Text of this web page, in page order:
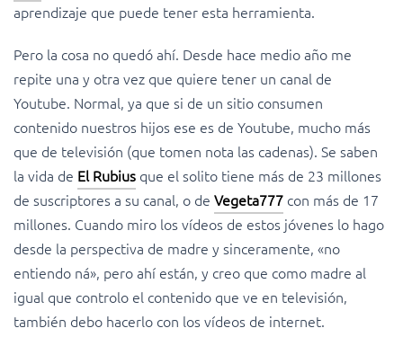
aprendizaje que puede tener esta herramienta.
Pero la cosa no quedó ahí. Desde hace medio año me
repite una y otra vez que quiere tener un canal de
Youtube. Normal, ya que si de un sitio consumen
contenido nuestros hijos ese es de Youtube, mucho más
que de televisión (que tomen nota las cadenas). Se saben
la vida de El Rubius que el solito tiene más de 23 millones
de suscriptores a su canal, o de Vegeta777 con más de 17
millones. Cuando miro los vídeos de estos jóvenes lo hago
desde la perspectiva de madre y sinceramente, «no
entiendo ná», pero ahí están, y creo que como madre al
igual que controlo el contenido que ve en televisión,
también debo hacerlo con los vídeos de internet.